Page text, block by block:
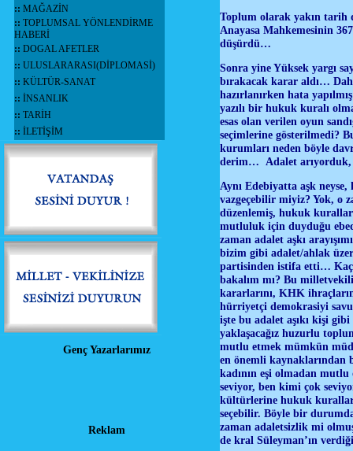
:: MAĞAZİN
:: TOPLUMSAL YÖNLENDİRME
HABERİ
:: DOGAL AFETLER
:: ULUSLARARASI(DİPLOMASİ)
:: KÜLTÜR-SANAT
:: İNSANLIK
:: TARİH
:: İLETİŞİM
Genç Yazarlarımız
Reklam
Toplum olarak yakın tarih
Anayasa Mahkemesinin
düşürdü…
Sonra yine Yüksek yargı
bırakacak karar aldı…
hazırlanırken hata
yazılı bir hukuk kuralı
esas olan verilen oyun
seçimlerine gösterilmedi?
kurumları neden böyle
derim… Adalet arıyorduk,
Aynı Edebiyatta aşk
vazgeçebilir miyiz? Yok, o
düzenlemiş, hukuk
mutluluk için duyduğu
zaman adalet aşkı
bizim gibi adalet/ahlak
partisinden istifa etti…
bakalım mı? Bu
kararlarını, KHK
hürriyetçi demokrasiyi
işte bu adalet aşıkı kişi
yaklaşacağız huzurlu
mutlu etmek mümkün
en önemli kaynaklarından
kadının eşi olmadan
seviyor, ben kimi çok
kültürlerine hukuk
seçebilir. Böyle bir
zaman adaletsizlik mi
de kral Süleyman’ın